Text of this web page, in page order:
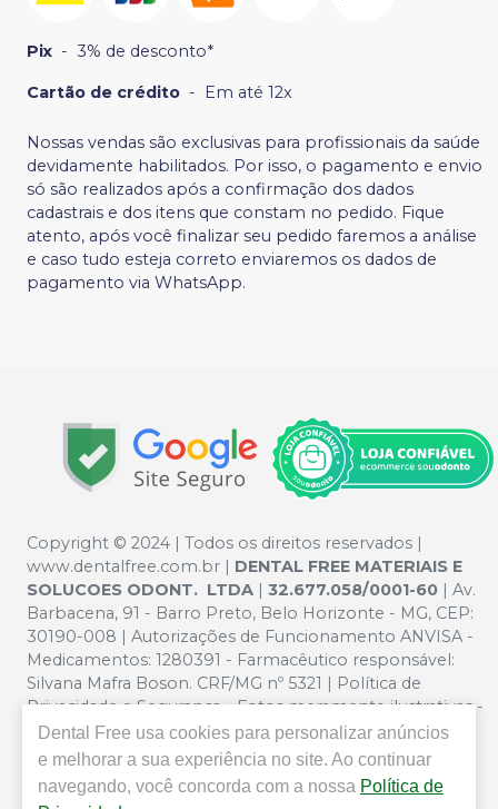
Pix - 3% de desconto*
Cartão de crédito - Em até 12x
Nossas vendas são exclusivas para profissionais da saúde
devidamente habilitados. Por isso, o pagamento e envio
só são realizados após a confirmação dos dados
cadastrais e dos itens que constam no pedido. Fique
atento, após você finalizar seu pedido faremos a análise
e caso tudo esteja correto enviaremos os dados de
pagamento via WhatsApp.
Copyright © 2024 | Todos os direitos reservados |
www.dentalfree.com.br | DENTAL FREE MATERIAIS E
SOLUCOES ODONT. LTDA
32.677.058/0001-60
| Av.
Barbacena, 91 - Barro Preto, Belo Horizonte - MG, CEP:
30190-008 | Autorizações de Funcionamento ANVISA -
Medicamentos: 1280391 - Farmacêutico responsável:
Silvana Mafra Boson. CRF/MG nº 5321 | Política de
Privacidade e Segurança - Fotos meramente ilustrativas -
Os preços e condições da loja virtual estão sujeitos a
alterações. Em caso de divergência de preços no site, o
valor válido é o do Carrinho de Compra. Não vendemos
por atacado por isso nos reservamos o direito de não
Dental Free usa cookies para personalizar anúncios
e melhorar a sua experiência no site. Ao continuar
navegando, você concorda com a nossa Política de